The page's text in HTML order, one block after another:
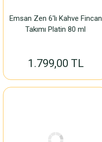
Emsan Zen 6'lı Kahve Fincan
Takımı Platin 80 ml
1.799,00 TL